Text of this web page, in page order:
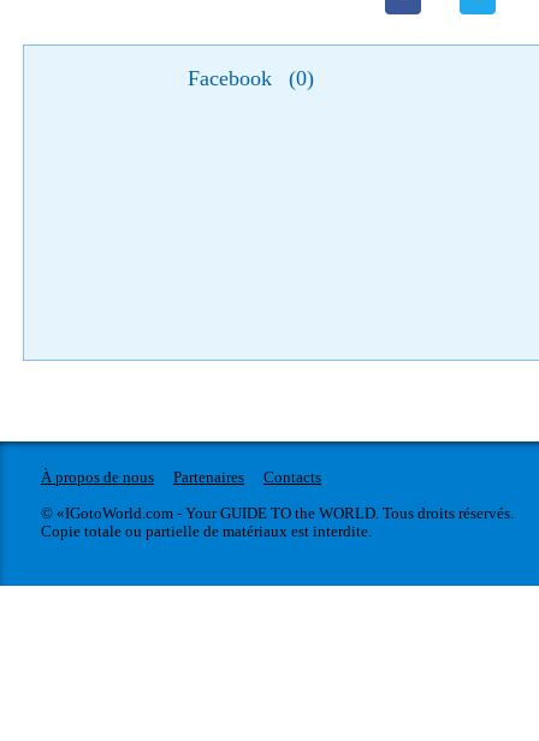
Facebook (0)
À propos de nous Partenaires
Contacts
© «IGotoWorld.com - Your GUIDE TO the WORLD. Tous droits réservés.
Copie totale ou partielle de matériaux est interdite.